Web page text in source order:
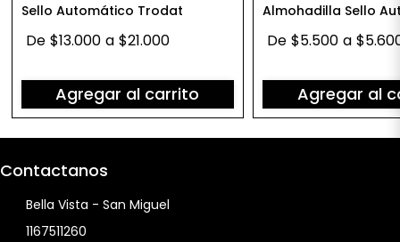
Sello Automático Trodat
De $13.000 a $21.000
Agregar al carrito
Almohadilla Sello
De $5.500 a
Agregar al
Contactanos
Bella Vista - San Miguel
1167511260